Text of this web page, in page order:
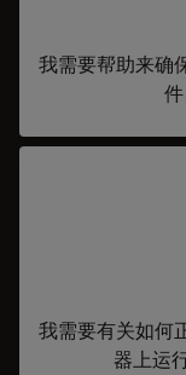
我需要帮助来确
我需要有关如何
器上运